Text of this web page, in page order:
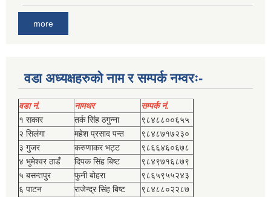
more
वडा अध्यक्षहरुको नाम र सम्पर्क नम्वरः-
वडा नं. नामथर
सम्पर्क नं.
१ सकार
तर्क सिंह ठगुन्‍ना
९८४८८००६५५
२ सिलंगा
महेश प्रसाद पन्त
९८४८७१७२३०
३ गुजर
करुणाकर भट्ट
९८६६४६०६७८
४ भुमेश्‍वर ठाडँ
दिपक सिंह बिष्‍ट
९८४९७१६८७९
५ बसन्तपुर
फुनी बोहरा
९८६५९५५२४३
६ पाटन
राजेन्द्र सिंह बिष्‍ट
९८४८८०२२८७